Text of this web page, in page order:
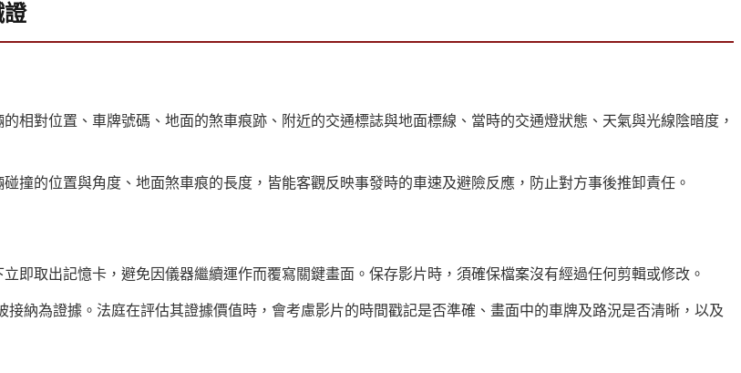
證
相對位置、車牌號碼、地面的煞車痕跡、附近的交通標誌與地面標線、當時的交通燈狀態、天氣與光線陰暗度，
撞的位置與角度、地面煞車痕的長度，皆能客觀反映事發時的車速及避險反應，防止對方事後推卸責任。
即取出記憶卡，避免因儀器繼續運作而覆寫關鍵畫面。保存影片時，須確保檔案沒有經過任何剪輯或修改。
納為證據。法庭在評估其證據價值時，會考慮影片的時間戳記是否準確、畫面中的車牌及路況是否清晰，以及